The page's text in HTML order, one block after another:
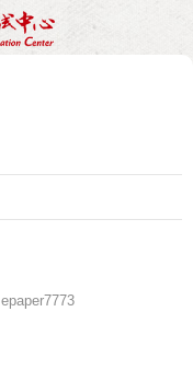
epaper7773